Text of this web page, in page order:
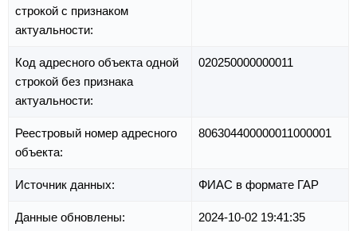
строкой с признаком
актуальности:
Код адресного объекта одной
строкой без признака
актуальности:
020250000000011
Реестровый номер адресного
объекта:
806304400000011000001
Источник данных: ФИАС в формате ГАР
Данные обновлены: 2024-10-02 19:41:35